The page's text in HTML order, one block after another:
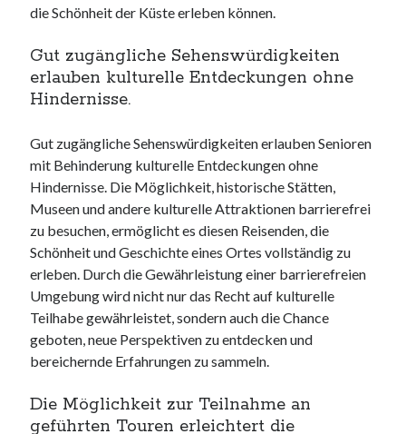
die Schönheit der Küste erleben können.
Gut zugängliche Sehenswürdigkeiten
erlauben kulturelle Entdeckungen ohne
Hindernisse.
Gut zugängliche Sehenswürdigkeiten erlauben Senioren
mit Behinderung kulturelle Entdeckungen ohne
Hindernisse. Die Möglichkeit, historische Stätten,
Museen und andere kulturelle Attraktionen barrierefrei
zu besuchen, ermöglicht es diesen Reisenden, die
Schönheit und Geschichte eines Ortes vollständig zu
erleben. Durch die Gewährleistung einer barrierefreien
Umgebung wird nicht nur das Recht auf kulturelle
Teilhabe gewährleistet, sondern auch die Chance
geboten, neue Perspektiven zu entdecken und
bereichernde Erfahrungen zu sammeln.
Die Möglichkeit zur Teilnahme an
geführten Touren erleichtert die